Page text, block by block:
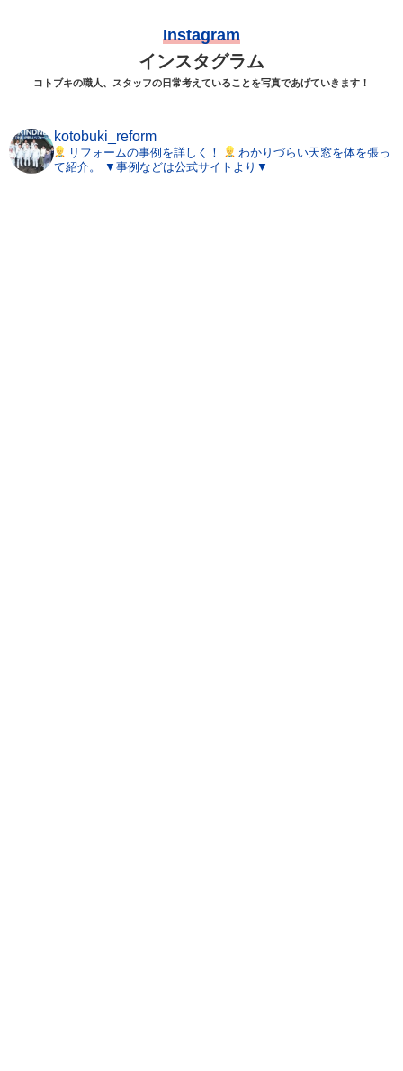
Instagram
インスタグラム
コトブキの職人、スタッフの日常考えていることを写真であげていきます！
kotobuki_reform
リフォームの事例を詳しく！
わかりづらい天窓を体を張っ
て紹介。
▼事例などは公式サイトより▼